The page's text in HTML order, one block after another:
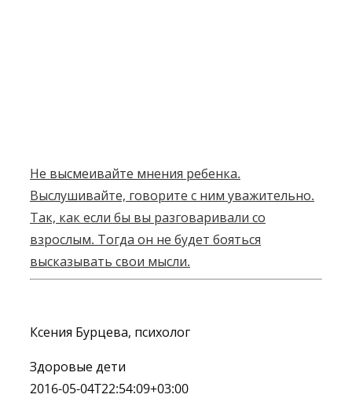
Не высмеивайте мнения ребенка.
Выслушивайте, говорите с ним уважительно.
Так, как если бы вы разговаривали со
взрослым. Тогда он не будет бояться
высказывать свои мысли.
Ксения Бурцева, психолог
Здоровые дети
2016-05-04T22:54:09+03:00